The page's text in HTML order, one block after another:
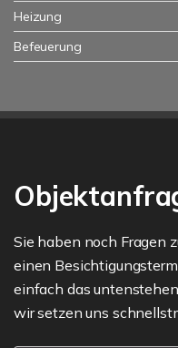
Heizung
Befeuerung
Sie haben noch Fragen
einen
einfach das
wir setzen uns